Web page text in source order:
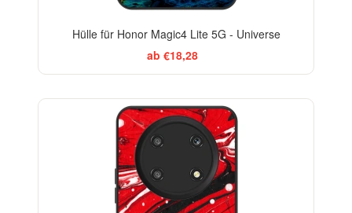
Hülle für Honor Magic4 Lite 5G - Universe
ab €18,28